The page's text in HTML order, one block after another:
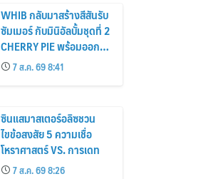
WHIB กลับมาสร้างสีสันรับ
ซัมเมอร์ กับมินิอัลบั้มชุดที่ 2
CHERRY PIE พร้อมออก
เดินทางค้นหาสีสันที่เป็นตัว
ตนที่เป็นเอกลักษณ์ของตัว
เอง
7 ส.ค. 69 8:41
ซินแสมาสเตอร์อลิซชวน
ไขข้อสงสัย 5 ความเชื่อ
โหราศาสตร์ VS. การเดท
7 ส.ค. 69 8:26